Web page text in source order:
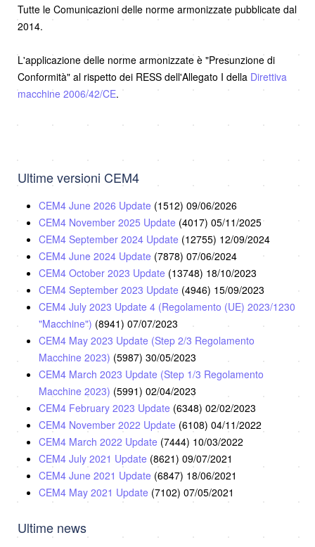
Tutte le Comunicazioni delle norme armonizzate pubblicate dal
2014.
L'applicazione delle norme armonizzate è "Presunzione di
Conformità" al rispetto dei RESS dell'Allegato I della Direttiva
macchine 2006/42/CE.
Ultime versioni CEM4
CEM4 June 2026 Update (1512) 09/06/2026
CEM4 November 2025 Update (4017) 05/11/2025
CEM4 September 2024 Update (12755) 12/09/2024
CEM4 June 2024 Update (7878) 07/06/2024
CEM4 October 2023 Update (13748) 18/10/2023
CEM4 September 2023 Update (4946) 15/09/2023
CEM4 July 2023 Update 4 (Regolamento (UE) 2023/1230
"Macchine") (8941) 07/07/2023
CEM4 May 2023 Update (Step 2/3 Regolamento
Macchine 2023) (5987) 30/05/2023
CEM4 March 2023 Update (Step 1/3 Regolamento
Macchine 2023) (5991) 02/04/2023
CEM4 February 2023 Update (6348) 02/02/2023
CEM4 November 2022 Update (6108) 04/11/2022
CEM4 March 2022 Update (7444) 10/03/2022
CEM4 July 2021 Update (8621) 09/07/2021
CEM4 June 2021 Update (6847) 18/06/2021
CEM4 May 2021 Update (7102) 07/05/2021
Ultime news